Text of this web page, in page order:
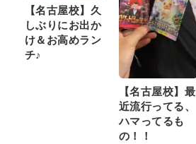
【名古屋校】久
しぶりにお出か
け＆お高めラン
チ♪
【名古屋校】最
近流行ってる、
ハマってるも
の！！